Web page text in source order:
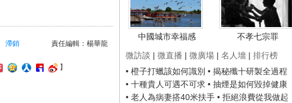
中國城市幸福感
不孝七宗罪
微訪談 | 微直播 | 微廣場 | 名人墻 | 排行榜
• 橙子打蠟該如何識別 • 揭秘殲十研製全過程
• 十種貴人可遇不可求 • 抽煙是如何毀掉健康
• 老人為病妻搭40米扶手 • 拒絕浪費從我做起
責任編輯：楊華龍
滯銷
】